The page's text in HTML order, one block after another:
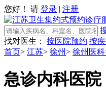
您好！ 请 登录 | 注册
找对医生：
按医院预约 按
首页> 江苏> 徐州> 徐州医
急诊内科医院